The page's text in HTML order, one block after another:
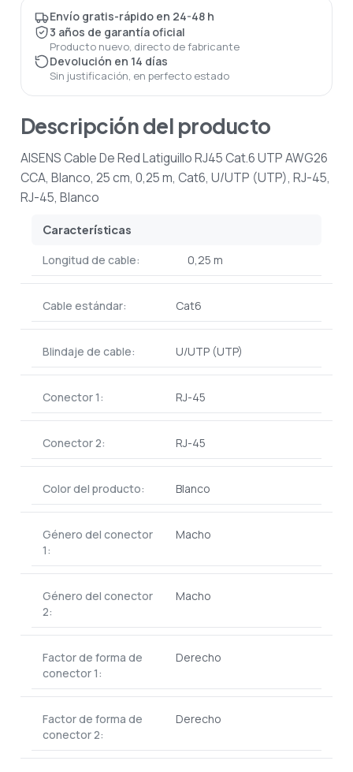
Envío gratis-rápido en 24-48 h
3 años de garantía oficial
Producto nuevo, directo de fabricante
Devolución en 14 días
Sin justificación, en perfecto estado
Descripción del producto
AISENS Cable De Red Latiguillo RJ45 Cat.6 UTP AWG26
CCA, Blanco, 25 cm, 0,25 m, Cat6, U/UTP (UTP), RJ-45,
RJ-45, Blanco
Características
Longitud de cable: 0,25 m
Cable estándar: Cat6
Blindaje de cable: U/UTP (UTP)
Conector 1: RJ-45
Conector 2: RJ-45
Color del producto: Blanco
Género del conector
1:
Macho
Género del conector
2:
Macho
Factor de forma de
conector 1:
Derecho
Factor de forma de
conector 2:
Derecho